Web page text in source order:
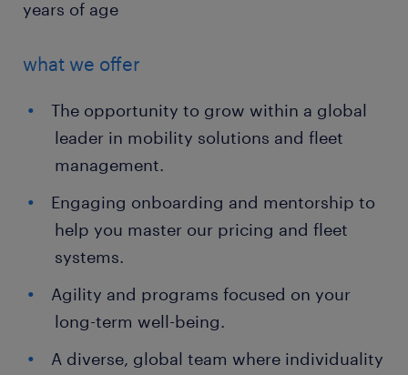
years of age
what we offer
The opportunity to grow within a global
leader in mobility solutions and fleet
management.
Engaging onboarding and mentorship to
help you master our pricing and fleet
systems.
Agility and programs focused on your
long-term well-being.
A diverse, global team where individuality